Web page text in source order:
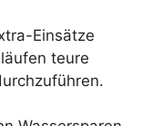
Einsätze
teure